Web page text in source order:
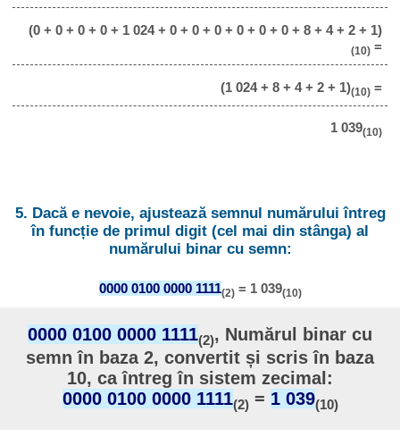
(0 + 0 + 0 + 0 + 1 024 + 0 + 0 + 0 + 0 + 0 + 0 + 8 + 4 + 2 + 1)
(10)=
(1 024 + 8 + 4 + 2 + 1)(10)=
1 039(10)
5. Dacă e nevoie, ajustează semnul numărului întreg
în funcție de primul digit (cel mai din stânga) al
numărului binar cu semn:
0000 0100 0000 1111(2)= 1 039(10)
0000 0100 0000 1111(2), Numărul binar cu
semn în baza 2, convertit și scris în baza
10, ca întreg în sistem zecimal:
0000 0100 0000 1111(2)= 1 039(10)